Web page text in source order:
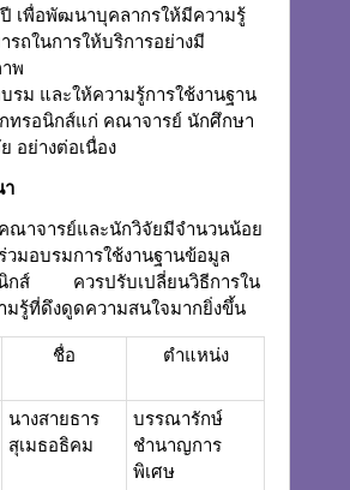
เพื่อพัฒนาบุคลากรให้มีความรู้
รถในการให้บริการอย่างมี
พ
รม และให้ความรู้การใช้งานฐาน
ทรอนิกส์แก่ คณาจารย์ นักศึกษา
อย่างต่อเนื่อง
ณาจารย์และนักวิจัยมีจำนวนน้อย
วมอบรมการใช้งานฐานข้อมูล
นิกส์ ควรปรับเปลี่ยนวิธีการใน
มรู้ที่ดึงดูดความสนใจมากยิ่งขึ้น
ชื่อ ตำแหน่ง
นางสายธาร
สุเมธอธิคม
บรรณารักษ์
ชำนาญการ
พิเศษ